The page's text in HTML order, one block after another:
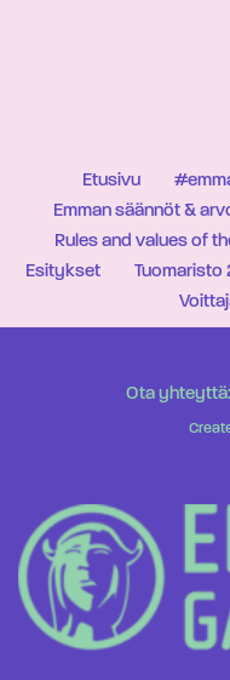
Etusivu
Emman säännöt &
Rules and values of
Esitykset
Tuomaristo
Ota yhteyttä: